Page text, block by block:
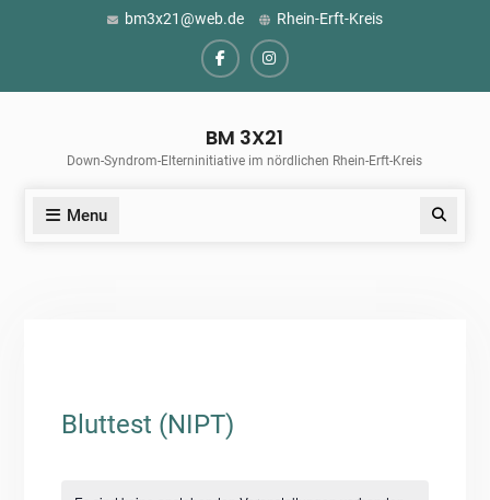
bm3x21@web.de Rhein-Erft-Kreis
FacebookInstagram
BM 3X21
Down-Syndrom-Elterninitiative im nördlichen Rhein-Erft-Kreis
Menu Search
Bluttest (NIPT)